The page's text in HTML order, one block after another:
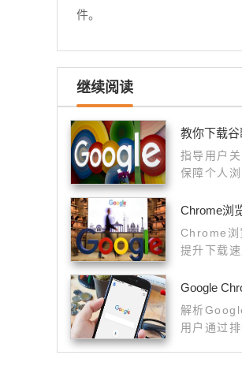
件。
继续阅读
教你下载
指导用户
保障个人
Chrome浏
Chrome浏
提升下载
Google
解析
用户通过